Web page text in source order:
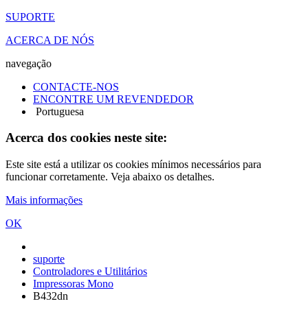
SUPORTE
ACERCA DE NÓS
navegação
CONTACTE-NOS
ENCONTRE UM REVENDEDOR
Portuguesa
Acerca dos cookies neste site:
Este site está a utilizar os cookies mínimos necessários para
funcionar corretamente. Veja abaixo os detalhes.
Mais informações
OK
suporte
Controladores e Utilitários
Impressoras Mono
B432dn